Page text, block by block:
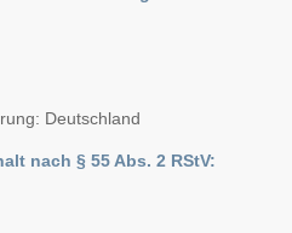
Deutschland
nach § 55 Abs. 2 RStV: